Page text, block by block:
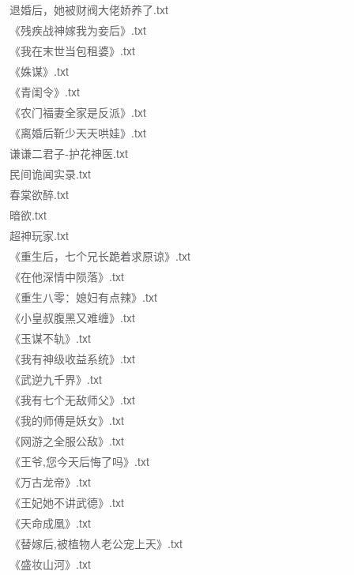
退婚后，她被财阀大佬娇养了.txt
《残疾战神嫁我为妾后》.txt
《我在末世当包租婆》.txt
《姝谋》.txt
《青闺令》.txt
《农门福妻全家是反派》.txt
《离婚后靳少天天哄娃》.txt
谦谦二君子-护花神医.txt
民间诡闻实录.txt
春棠欲醉.txt
暗欲.txt
超神玩家.txt
《重生后，七个兄长跪着求原谅》.txt
《在他深情中陨落》.txt
《重生八零：媳妇有点辣》.txt
《小皇叔腹黑又难缠》.txt
《玉谋不轨》.txt
《我有神级收益系统》.txt
《武逆九千界》.txt
《我有七个无敌师父》.txt
《我的师傅是妖女》.txt
《网游之全服公敌》.txt
《王爷,您今天后悔了吗》.txt
《万古龙帝》.txt
《王妃她不讲武德》.txt
《天命成凰》.txt
《替嫁后,被植物人老公宠上天》.txt
《盛妆山河》.txt